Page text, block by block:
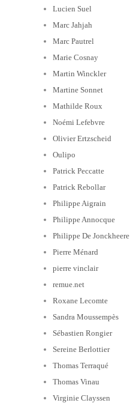
Lucien Suel
Marc Jahjah
Marc Pautrel
Marie Cosnay
Martin Winckler
Martine Sonnet
Mathilde Roux
Noémi Lefebvre
Olivier Ertzscheid
Oulipo
Patrick Peccatte
Patrick Rebollar
Philippe Aigrain
Philippe Annocque
Philippe De Jonckheere
Pierre Ménard
pierre vinclair
remue.net
Roxane Lecomte
Sandra Moussempès
Sébastien Rongier
Sereine Berlottier
Thomas Terraqué
Thomas Vinau
Virginie Clayssen